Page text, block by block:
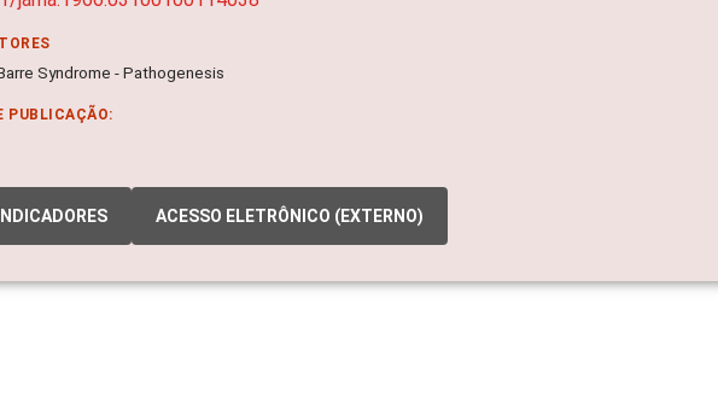
Syndrome - Pathogenesis
PUBLICAÇÃO:
INDICADORES ACESSO ELETRÔNICO (EXTERNO)